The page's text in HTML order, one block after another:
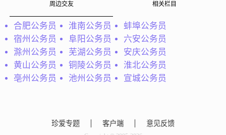
周边交友 相关栏目
合肥公务员 淮南公务员
蚌埠公务员
宿州公务员
阜阳公务员
六安公务员
滁州公务员
芜湖公务员
安庆公务员
黄山公务员
铜陵公务员
淮北公务员
亳州公务员
池州公务员 宣城公务员
珍爱专题 客户端 意见反馈